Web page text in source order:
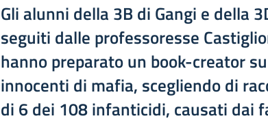
Gli alunni della 3B di Gangi e della
seguiti dalle professoresse
hanno preparato un book-creator
innocenti di mafia, scegliendo di
di 6 dei 108 infanticidi, causati dai